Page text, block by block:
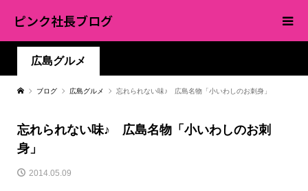
ピンク社長ブログ
広島グルメ
ブログ 広島グルメ 忘れられない味♪ 広島名物「小いわしのお刺身」
忘れられない味♪ 広島名物「小いわしのお刺
身」
2014.05.09